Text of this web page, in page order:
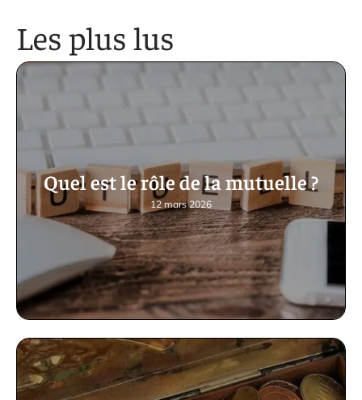
Les plus lus
Quel est le rôle de la mutuelle ?
12 mars 2026